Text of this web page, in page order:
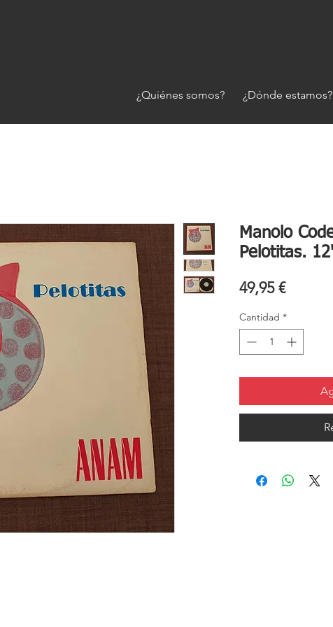
¿Quiénes somos? ¿Dónde estamos?
Manolo
Pelotitas.
49,95 €Precio
Cantidad *